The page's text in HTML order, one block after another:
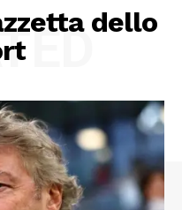
dello